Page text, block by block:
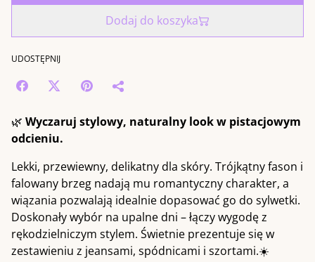
Dodaj do koszyka
UDOSTĘPNIJ
🌿 Wyczaruj stylowy, naturalny look w pistacjowym
odcieniu.
Lekki, przewiewny, delikatny dla skóry. Trójkątny fason i
falowany brzeg nadają mu romantyczny charakter, a
wiązania pozwalają idealnie dopasować go do sylwetki.
Doskonały wybór na upalne dni – łączy wygodę z
rękodzielniczym stylem. Świetnie prezentuje się w
zestawieniu z jeansami, spódnicami i szortami.☀️